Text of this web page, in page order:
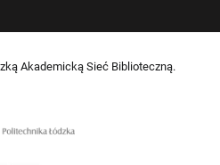
Akademicką Sieć Biblioteczną.